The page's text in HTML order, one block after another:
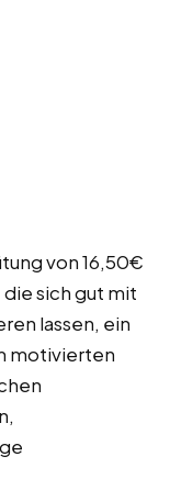
von 16,50€
sich gut mit
lassen, ein
motivierten